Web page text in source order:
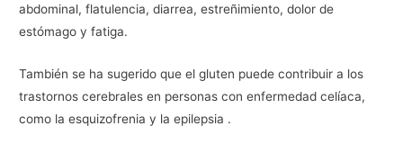
abdominal, flatulencia, diarrea, estreñimiento, dolor de
estómago y fatiga.
También se ha sugerido que el gluten puede contribuir a los
trastornos cerebrales en personas con enfermedad celíaca,
como la esquizofrenia y la epilepsia .